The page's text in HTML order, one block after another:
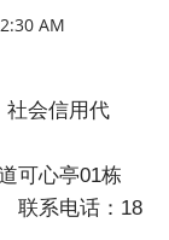
AM
会信用代
可心亭01栋
话：18